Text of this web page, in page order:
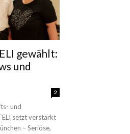
gewählt:
und
2
und
setzt verstärkt
– Seriöse,